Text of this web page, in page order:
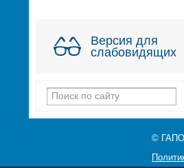
Версия для
слабовидящих
©